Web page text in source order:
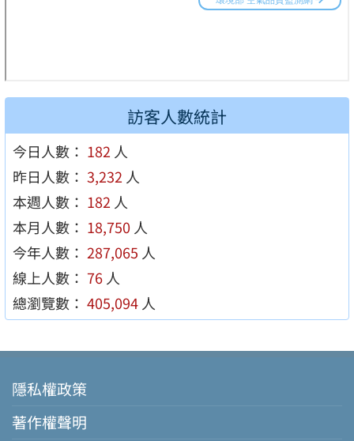
訪客人數統計
今日人數： 182 人
昨日人數： 3,232 人
本週人數： 182 人
本月人數： 18,750 人
今年人數： 287,065 人
線上人數： 76 人
總瀏覽數： 405,094 人
隱私權政策
著作權聲明